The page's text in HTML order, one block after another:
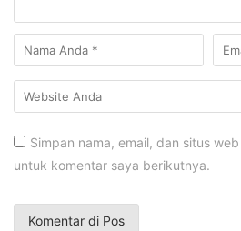
Simpan nama, email, dan situs
untuk komentar saya berikutnya.